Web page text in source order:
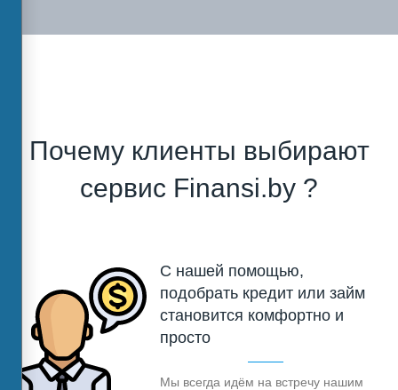
Почему клиенты выбирают
сервис Finansi.by ?
С нашей помощью,
подобрать кредит или займ
становится комфортно и
просто
Мы всегда идём на встречу нашим